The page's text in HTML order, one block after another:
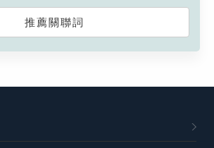
推薦關聯詞